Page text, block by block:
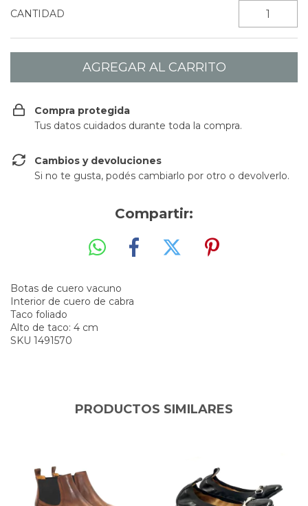
CANTIDAD
Compra protegida
Tus datos cuidados durante toda la compra.
Cambios y devoluciones
Si no te gusta, podés cambiarlo por otro o devolverlo.
Compartir:
Botas de cuero vacuno
Interior de cuero de cabra
Taco foliado
Alto de taco: 4 cm
SKU 1491570
PRODUCTOS SIMILARES